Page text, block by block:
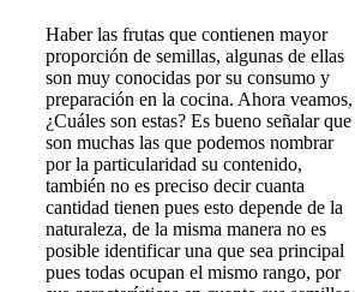
Haber las frutas que contienen mayor
proporción de semillas, algunas de ellas
son muy conocidas por su consumo y
preparación en la cocina. Ahora veamos,
¿Cuáles son estas? Es bueno señalar que
son muchas las que podemos nombrar
por la particularidad su contenido,
también no es preciso decir cuanta
cantidad tienen pues esto depende de la
naturaleza, de la misma manera no es
posible identificar una que sea principal
pues todas ocupan el mismo rango, por